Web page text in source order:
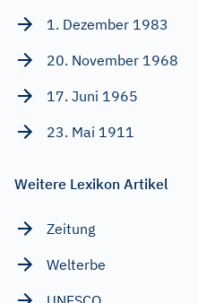
1. Dezember 1983
20. November 1968
17. Juni 1965
23. Mai 1911
Weitere Lexikon Artikel
Zeitung
Welterbe